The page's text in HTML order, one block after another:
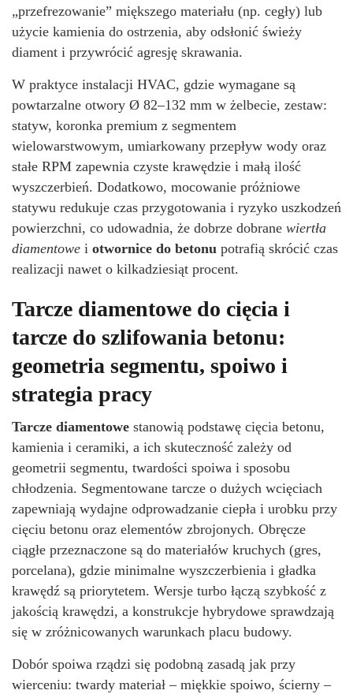
„przefrezowanie” miększego materiału (np. cegły) lub
użycie kamienia do ostrzenia, aby odsłonić świeży
diament i przywrócić agresję skrawania.
W praktyce instalacji HVAC, gdzie wymagane są
powtarzalne otwory Ø 82–132 mm w żelbecie, zestaw:
statyw, koronka premium z segmentem
wielowarstwowym, umiarkowany przepływ wody oraz
stałe RPM zapewnia czyste krawędzie i małą ilość
wyszczerbień. Dodatkowo, mocowanie próżniowe
statywu redukuje czas przygotowania i ryzyko uszkodzeń
powierzchni, co udowadnia, że dobrze dobrane wiertła
diamentowe i otwornice do betonu potrafią skrócić czas
realizacji nawet o kilkadziesiąt procent.
Tarcze diamentowe do cięcia i
tarcze do szlifowania betonu:
geometria segmentu, spoiwo i
strategia pracy
Tarcze diamentowe stanowią podstawę cięcia betonu,
kamienia i ceramiki, a ich skuteczność zależy od
geometrii segmentu, twardości spoiwa i sposobu
chłodzenia. Segmentowane tarcze o dużych wcięciach
zapewniają wydajne odprowadzanie ciepła i urobku przy
cięciu betonu oraz elementów zbrojonych. Obręcze
ciągłe przeznaczone są do materiałów kruchych (gres,
porcelana), gdzie minimalne wyszczerbienia i gładka
krawędź są priorytetem. Wersje turbo łączą szybkość z
jakością krawędzi, a konstrukcje hybrydowe sprawdzają
się w zróżnicowanych warunkach placu budowy.
Dobór spoiwa rządzi się podobną zasadą jak przy
wierceniu: twardy materiał – miękkie spoiwo, ścierny –